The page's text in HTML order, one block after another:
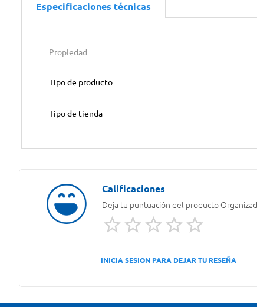
Especificaciones técnicas
Propiedad
Tipo de producto
Tipo de tienda
Deja tu puntuación del producto
INICIA SESION PARA DEJAR TU RESEÑA